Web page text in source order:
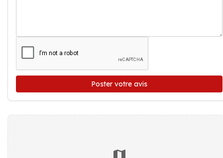
Poster votre avis